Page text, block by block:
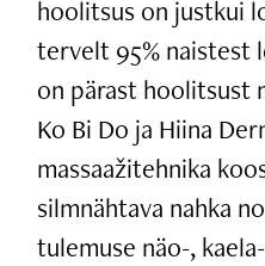
hoolitsus on justkui
tervelt 95% naistest
on pärast hoolitsust
Ko Bi Do ja Hiina
massaažitehnika
silmnähtava nahka
tulemuse näo-,